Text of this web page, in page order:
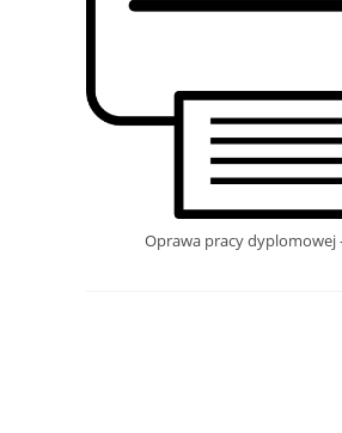
Oprawa pracy dyplomowej